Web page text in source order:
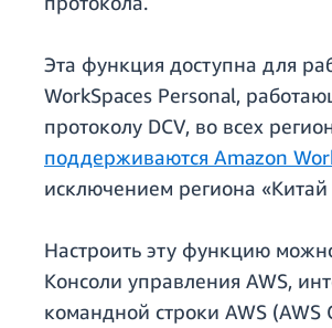
Эта функция доступна для
WorkSpaces Personal,
протоколу DCV, во всех
поддерживаются Amazon
исключением региона
Настроить эту функцию
Консоли управления AWS,
командной строки AWS (AWS